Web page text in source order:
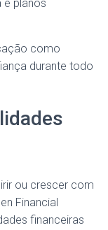
planos
como
durante todo
ou crescer com
Financial
financeiras